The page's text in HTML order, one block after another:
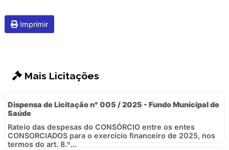
Imprimir
Mais Licitações
Dispensa de Licitação n° 005 / 2025 - Fundo Municipal de
Saúde
Rateio das despesas do CONSÓRCIO entre os entes
CONSORCIADOS para o exercício financeiro de 2025, nos
termos do art. 8.º...